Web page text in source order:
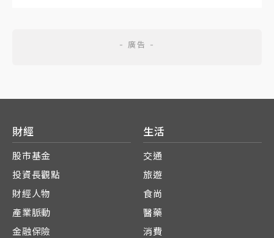
財經
股市基金
投資長觀點
財經人物
產業脈動
金融保險
生活
交通
旅遊
食尚
醫藥
消費